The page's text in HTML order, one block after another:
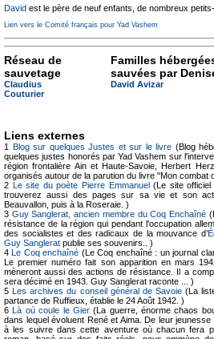
David est le père de neuf enfants, de nombreux
Lien vers le Comité français pour Yad Vashem
Réseau de
sauvetage
Claudius
Couturier
Familles
sauvées par
David Avizar
Liens externes
1 Blog sur quelques Justes et sur le livre (Blog
quelques justes honorés par Yad Vashem sur
région frontalière Ain et Haute-Savoie, Herbert
organisés autour de la parution du livre "Mon combat
2 Le site du poète Pierre Emmanuel(Le site officiel
trouverez aussi des pages sur sa vie et son
Beauvallon, puis à la Roseraie. )
3 Guy Sanglerat, ancien membre du Coq Enchaîné
résistance de la région qui pendant l'occupation
des socialistes et des radicaux de la mouvance d’
Guy Sanglerat publie ses souvenirs.. )
4Le Coq enchaîné (Le Coq enchaîné : un journal
Le premier numéro fait son apparition en mars
mèneront aussi des actions de résistance. Il a
sera décimé en 1943. Guy Sanglerat raconte ... )
5Les archives du conseil général de Savoie (La
partance de Ruffieux, établie le 24 Août 1942. )
6Là où coule le Gier(La guerre, énorme chaos
dans lequel évoluent René et Aima. De leur
à les suivre dans cette aventure où chacun fera